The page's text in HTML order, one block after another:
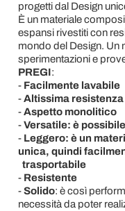
progetti dal Design
È un materiale
espansi rivestiti con
mondo del Design. Un
sperimentazioni e
PREGI:
- Facilmente lavabile
-Altissima
-Aspetto monolitico
-Versatile: è
- Leggero: è un
unica, quindi
trasportabile
- Resistente
-Solido: è così
necessità da poter